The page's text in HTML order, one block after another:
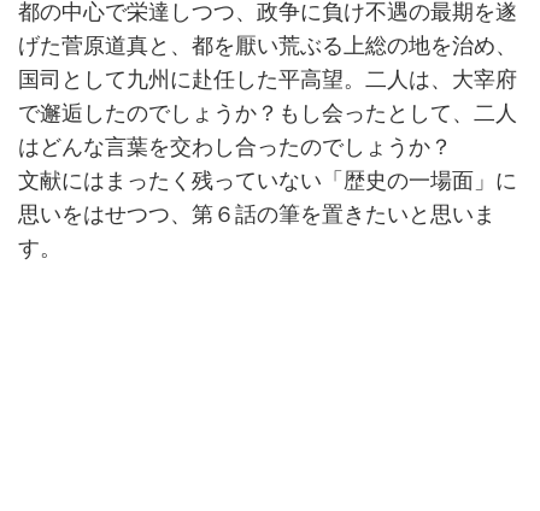
都の中心で栄達しつつ、政争に負け不遇の最期を遂
げた菅原道真と、都を厭い荒ぶる上総の地を治め、
国司として九州に赴任した平高望。二人は、大宰府
で邂逅したのでしょうか？もし会ったとして、二人
はどんな言葉を交わし合ったのでしょうか？
文献にはまったく残っていない「歴史の一場面」に
思いをはせつつ、第６話の筆を置きたいと思いま
す。